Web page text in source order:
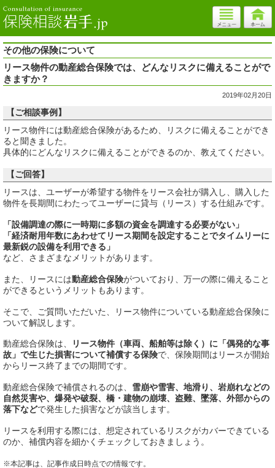
その他の保険について
リース物件の動産総合保険では、どんなリスクに備えることがで
きますか？
2019年02月20日
【ご相談事例】
リース物件には動産総合保険があるため、リスクに備えることができ
ると聞きました。
具体的にどんなリスクに備えることができるのか、教えてください。
【ご回答】
リースは、ユーザーが希望する物件をリース会社が購入し、購入した
物件を長期間にわたってユーザーに貸与（リース）する仕組みです。
「設備調達の際に一時期に多額の資金を調達する必要がない」
「経済耐用年数にあわせてリース期間を設定することでタイムリーに
最新鋭の設備を利用できる」
など、さまざまなメリットがあります。
また、リースには動産総合保険がついており、万一の際に備えること
ができるというメリットもあります。
そこで、ご質問いただいた、リース物件についている動産総合保険に
ついて解説します。
動産総合保険は、
リース物件（車両、船舶等は除く）に「偶発的な事
故」で生じた損害について補償する保険で、保険期間はリースが開始
からリース終了までの期間です。
動産総合保険で補償されるのは、 雪崩や雪害、地滑り、岩崩れなどの
自然災害や、爆発や破裂、橋・建物の崩壊、盗難、墜落、外部からの
落下などで発生した損害などが該当します。
リースを利用する際には、想定されているリスクがカバーできている
のか、補償内容を細かくチェックしておきましょう。
※本記事は、記事作成日時点での情報です。